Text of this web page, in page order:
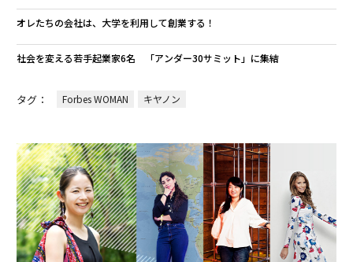
オレたちの会社は、大学を利用して創業する！
社会を変える若手起業家6名 「アンダー30サミット」に集結
タグ： Forbes WOMAN キヤノン